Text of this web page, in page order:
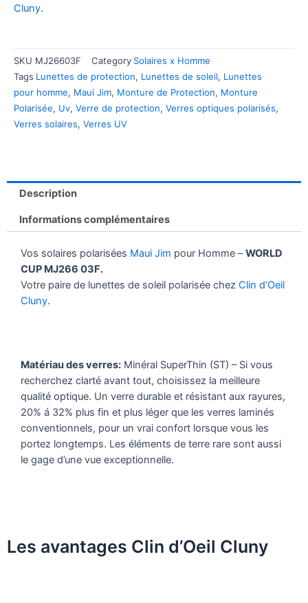
Cluny.
SKU MJ26603F Category Solaires x Homme
Tags Lunettes de protection, Lunettes de soleil, Lunettes
pour homme, Maui Jim, Monture de Protection, Monture
Polarisée, Uv, Verre de protection, Verres optiques polarisés,
Verres solaires, Verres UV
Description
Informations complémentaires
Vos solaires polarisées Maui Jim pour Homme –WORLD
CUP MJ266 03F.
Votre paire de lunettes de soleil polarisée chez Clin d’Oeil
Cluny.
Matériau des verres: Minéral SuperThin (ST) – Si vous
recherchez clarté avant tout, choisissez la meilleure
qualité optique. Un verre durable et résistant aux rayures,
20% á 32% plus fin et plus léger que les verres laminés
conventionnels, pour un vrai confort lorsque vous les
portez longtemps. Les éléments de terre rare sont aussi
le gage d’une vue exceptionnelle.
Les avantages Clin d’Oeil Cluny